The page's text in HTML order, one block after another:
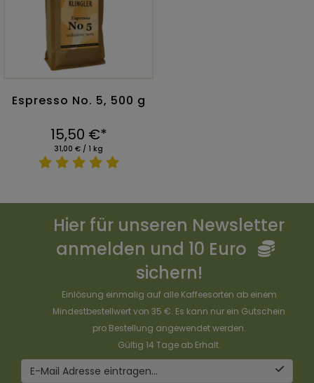
Espresso No. 5, 500 g
15,50 €*
31,00 € / 1 kg
Hier für unseren Newsletter
anmelden und 10 Euro
sichern!
Einlösung einmalig auf alle Kaffeesorten ab einem
Mindestbestellwert von 35 €. Es kann nur ein Gutschein
pro Bestellung angewendet werden.
Gültig 14 Tage ab Erhalt.
E-Mail Adresse eintragen...